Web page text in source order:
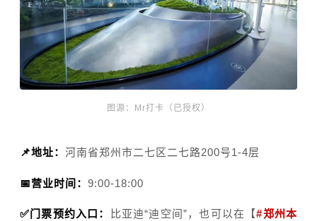
图源：Mr打卡（已授权）
📌地址： 河南省郑州市二七区二七路200号1-4层
📅营业时间： 9:00-18:00
✅门票预约入口： 比亚迪“迪空间”，也可以在【#郑州本